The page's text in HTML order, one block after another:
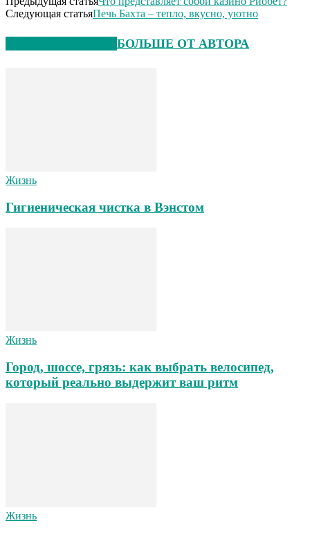
Следующая статьяПечь Бахта – тепло, вкусно, уютно
БОЛЬШЕ ОТ АВТОРА
Жизнь
Гигиеническая чистка в Вэнстом
Жизнь
Город, шоссе, грязь: как выбрать велосипед,
который реально выдержит ваш ритм
Жизнь